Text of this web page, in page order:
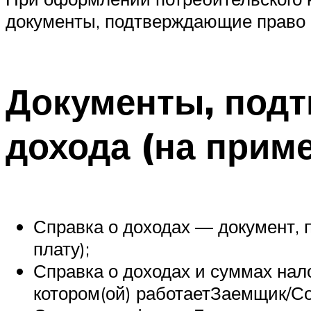
документы, подтверждающие право
Документы,
дохода (на
Справка о доходах — документ,
плату);
Справка о доходах и суммах
котором(ой) работаетЗаемщик/